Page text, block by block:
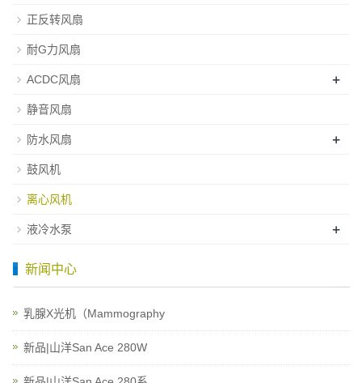
正反转风扇
耐G力风扇
ACDC风扇 +
静音风扇
防水风扇 +
鼓风机
离心风机
液冷水泵 +
新闻中心
乳腺X光机（Mammography
新品|山洋San Ace 280W